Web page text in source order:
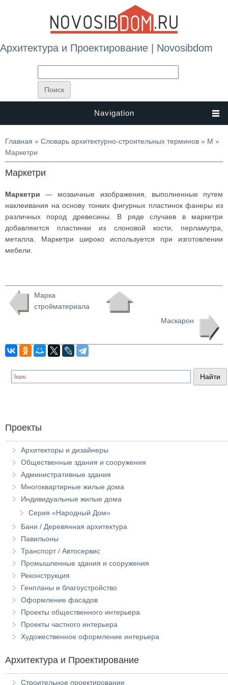
Архитектура и Проектирование | Novosibdom
Navigation
Вы здесь
Главная » Словарь архитектурно-строительных терминов » М »
Маркетри
Маркетри
Маркетри— мозаичные изображения, выполненные путем
наклеивания на основу тонких фигурных пластинок фанеры из
различных пород древесины. В ряде случаев в маркетри
добавляются пластинки из слоновой кости, перламутра,
металла. Маркетри широко используется при изготовлении
мебели.
Марка
стройматериала
Маскарон
Проекты
Архитекторы и дизайнеры
Общественные здания и сооружения
Административные здания
Многоквартирные жилые дома
Индивидуальные жилые дома
Серия «Народный Дом»
Бани / Деревянная архитектура
Павильоны
Транспорт / Автосервис
Промышленные здания и сооружения
Реконструкция
Генпланы и благоустройство
Оформление фасадов
Проекты общественного интерьера
Проекты частного интерьера
Художественное оформление интерьера
Архитектура и Проектирование
Строительное проектирование